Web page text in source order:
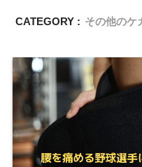
CATEGORY : その他のケ